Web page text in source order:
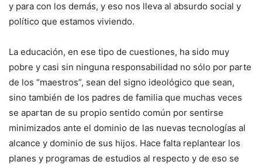
y para con los demás, y eso nos lleva al absurdo social y
político que estamos viviendo.
La educación, en ese tipo de cuestiones, ha sido muy
pobre y casi sin ninguna responsabilidad no sólo por parte
de los “maestros”, sean del signo ideológico que sean,
sino también de los padres de familia que muchas veces
se apartan de su propio sentido común por sentirse
minimizados ante el dominio de las nuevas tecnologías al
alcance y dominio de sus hijos. Hace falta replantear los
planes y programas de estudios al respecto y de eso se